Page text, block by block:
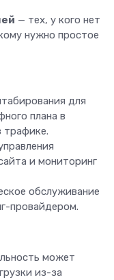
— тех, у кого нет
нужно простое
для
плана в
трафике.
и мониторинг
обслуживание
провайдером.
может
из-за